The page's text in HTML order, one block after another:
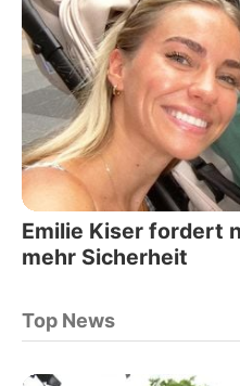
Emilie Kiser fordert
mehr Sicherheit
Top News